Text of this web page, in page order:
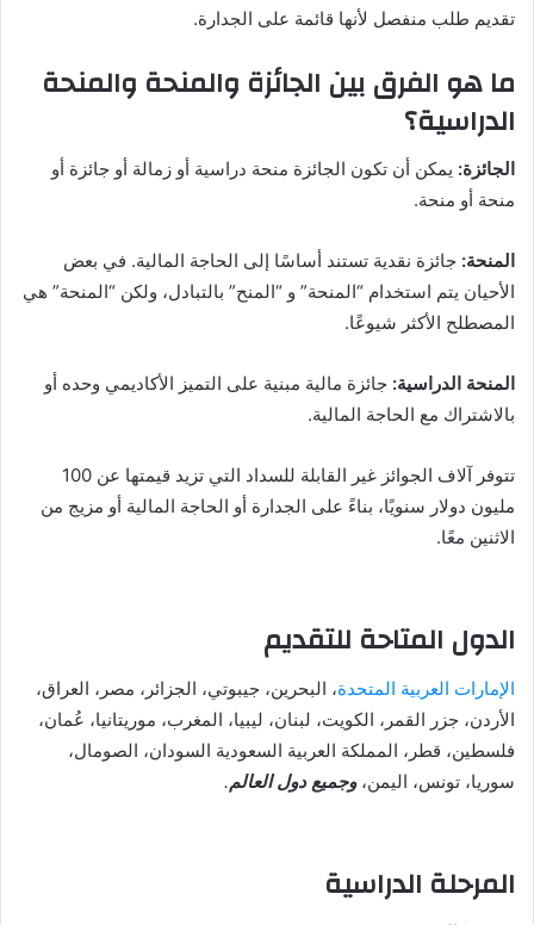
تقديم طلب منفصل لأنها قائمة على الجدارة.
ما هو الفرق بين الجائزة والمنحة والمنحة
الدراسية؟
الجائزة: يمكن أن تكون الجائزة منحة دراسية أو زمالة أو جائزة أو
منحة أو منحة.
المنحة: جائزة نقدية تستند أساسًا إلى الحاجة المالية. في بعض
الأحيان يتم استخدام “المنحة” و “المنح” بالتبادل، ولكن “المنحة” هي
المصطلح الأكثر شيوعًا.
المنحة الدراسية: جائزة مالية مبنية على التميز الأكاديمي وحده أو
بالاشتراك مع الحاجة المالية.
تتوفر آلاف الجوائز غير القابلة للسداد التي تزيد قيمتها عن 100
مليون دولار سنويًا، بناءً على الجدارة أو الحاجة المالية أو مزيج من
الاثنين معًا.
الدول المتاحة للتقديم
الإمارات العربية المتحدة، البحرين، جيبوتي، الجزائر، مصر، العراق،
الأردن، جزر القمر، الكويت، لبنان، ليبيا، المغرب، موريتانيا، عُمان،
فلسطين، قطر، المملكة العربية السعودية السودان، الصومال،
سوريا، تونس، اليمن،وجميع دول العالم.
المرحلة الدراسية